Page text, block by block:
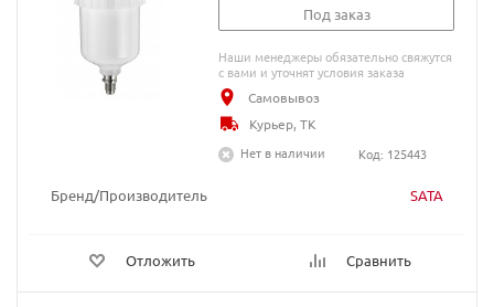
Бренд/Производитель SATA
Отложить Сравнить
Под заказ
Наши менеджеры обязательно свяжутся
с вами и уточнят условия заказа
Самовывоз
Курьер, ТК
Нет в наличии
Код: 125443